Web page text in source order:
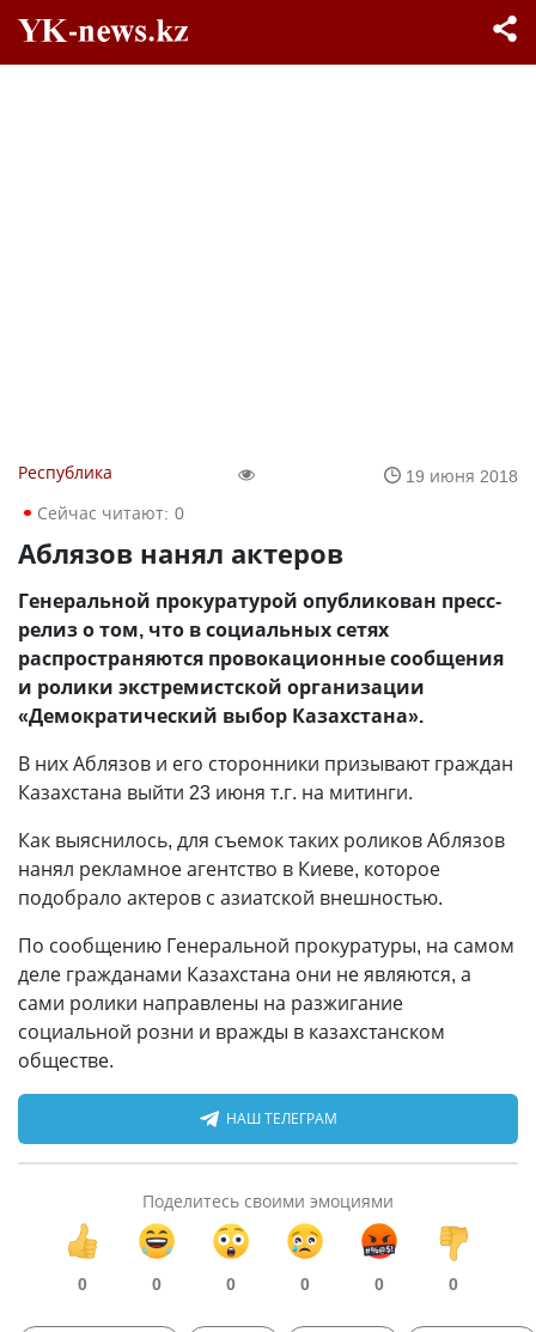
Республика
19 июня 2018
Сейчас читают: 0
Аблязов нанял актеров
Генеральной прокуратурой опубликован пресс-
релиз о том, что в социальных сетях
распространяются провокационные сообщения
и ролики экстремистской организации
«Демократический выбор Казахстана».
В них Аблязов и его сторонники призывают граждан
Казахстана выйти 23 июня т.г. на митинги.
Как выяснилось, для съемок таких роликов Аблязов
нанял рекламное агентство в Киеве, которое
подобрало актеров с азиатской внешностью.
По сообщению Генеральной прокуратуры, на самом
деле гражданами Казахстана они не являются, а
сами ролики направлены на разжигание
социальной розни и вражды в казахстанском
обществе.
НАШ ТЕЛЕГРАМ
Поделитесь своими эмоциями
0 0 0 0 0 0